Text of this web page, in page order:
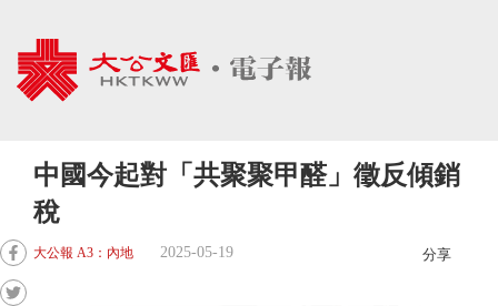
中國今起對「共聚聚甲醛」徵反傾銷
稅
大公報 A3：內地 2025-05-19 分享